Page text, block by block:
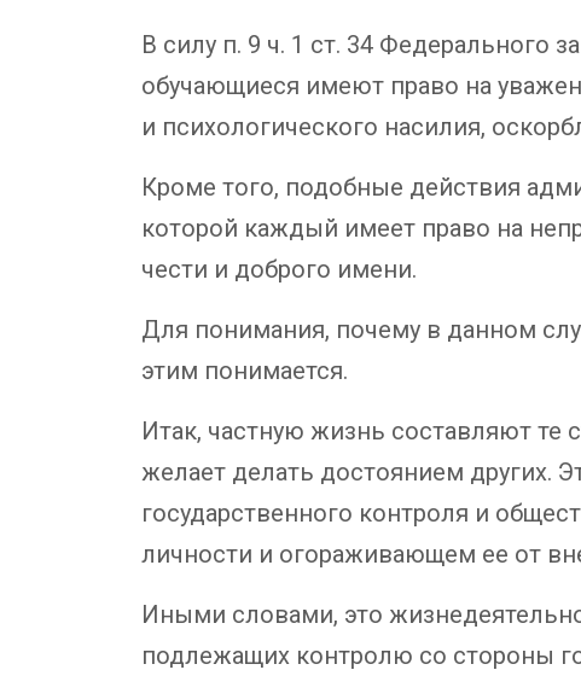
В силу п. 9 ч. 1 ст. 34 Федерального
обучающиеся имеют право на
и психологического насилия,
Кроме того, подобные действия
которой каждый имеет право на
чести и доброго имени.
Для понимания, почему в данном
этим понимается.
Итак, частную жизнь составляют
желает делать достоянием других.
государственного контроля и
личности и огораживающем ее от
Иными словами, это
подлежащих контролю со стороны